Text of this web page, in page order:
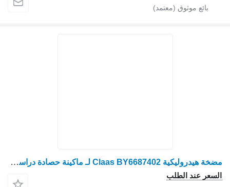
مضخة هيدروليكية Claas BY6687402 لـ ماكينة حصادة دراسة Claas
السعر عند الطلب